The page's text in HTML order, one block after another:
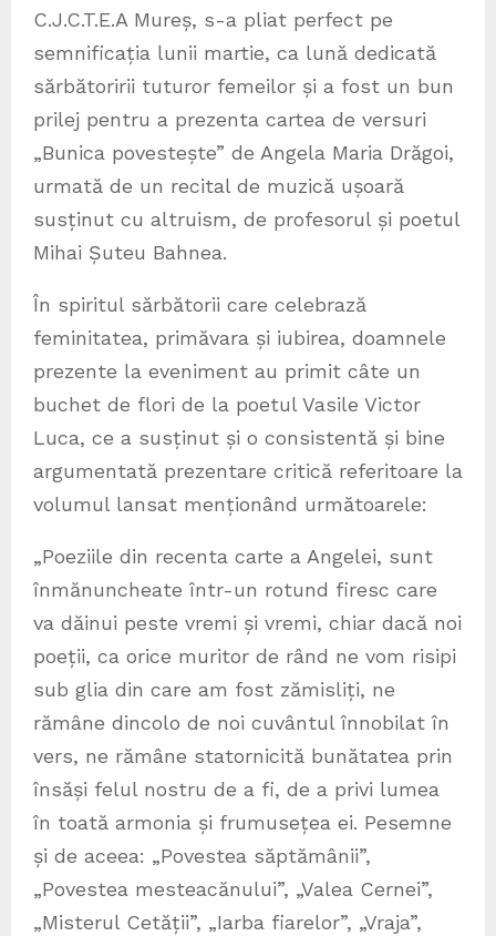
C.J.C.T.E.A Mureș, s-a pliat perfect pe
semnificația lunii martie, ca lună dedicată
sărbătoririi tuturor femeilor și a fost un bun
prilej pentru a prezenta cartea de versuri
„Bunica povestește” de Angela Maria Drăgoi,
urmată de un recital de muzică ușoară
susținut cu altruism, de profesorul și poetul
Mihai Șuteu Bahnea.
În spiritul sărbătorii care celebrază
feminitatea, primăvara și iubirea, doamnele
prezente la eveniment au primit câte un
buchet de flori de la poetul Vasile Victor
Luca, ce a susținut și o consistentă și bine
argumentată prezentare critică referitoare la
volumul lansat menționând următoarele:
„Poeziile din recenta carte a Angelei, sunt
înmănuncheate într-un rotund firesc care
va dăinui peste vremi și vremi, chiar dacă noi
poeții, ca orice muritor de rând ne vom risipi
sub glia din care am fost zămisliți, ne
rămâne dincolo de noi cuvântul înnobilat în
vers, ne rămâne statornicită bunătatea prin
însăși felul nostru de a fi, de a privi lumea
în toată armonia și frumusețea ei. Pesemne
și de aceea: „Povestea săptămânii”,
„Povestea mesteacănului”, „Valea Cernei”,
„Misterul Cetății”, „Iarba fiarelor”, „Vraja”,